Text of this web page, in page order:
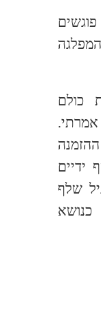
פוגשים
כולם
ידיים
שלף